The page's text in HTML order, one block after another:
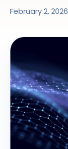
February 2, 2026